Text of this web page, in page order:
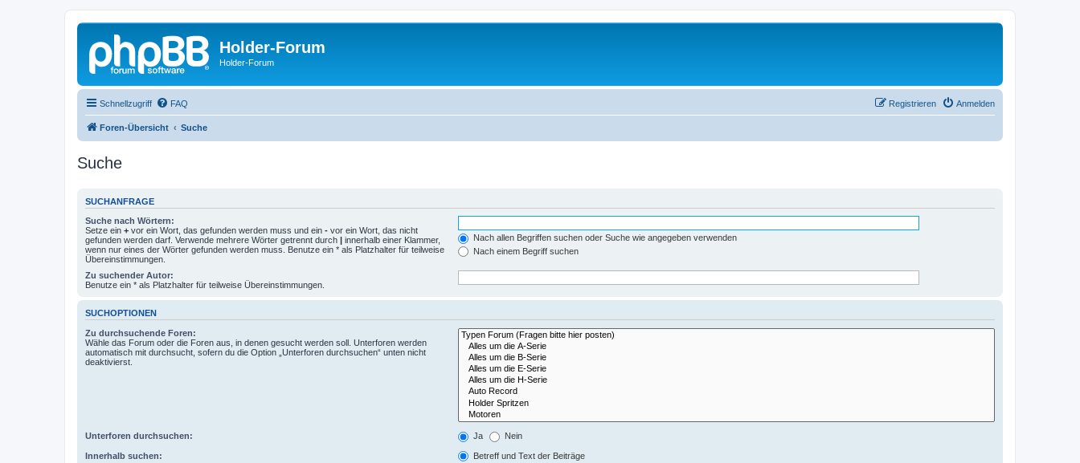
Holder-Forum
Holder-Forum
Schnellzugriff FAQ Anmelden
Registrieren
Foren-Übersicht Suche
Suche
SUCHANFRAGE
Suche nach Wörtern:
Setze ein + vor ein Wort, das gefunden werden muss und ein - vor ein Wort, das nicht
gefunden werden darf. Verwende mehrere Wörter getrennt durch | innerhalb einer Klammer,
wenn nur eines der Wörter gefunden werden muss. Benutze ein * als Platzhalter für teilweise
Übereinstimmungen.
Nach allen Begriffen suchen oder Suche wie angegeben verwenden
Nach einem Begriff suchen
Zu suchender Autor:
Benutze ein * als Platzhalter für teilweise Übereinstimmungen.
SUCHOPTIONEN
Zu durchsuchende Foren:
Wähle das Forum oder die Foren aus, in denen gesucht werden soll. Unterforen werden
automatisch mit durchsucht, sofern du die Option „Unterforen durchsuchen“ unten nicht
deaktivierst.
Unterforen durchsuchen: Ja Nein
Innerhalb suchen:
Betreff und Text der Beiträge